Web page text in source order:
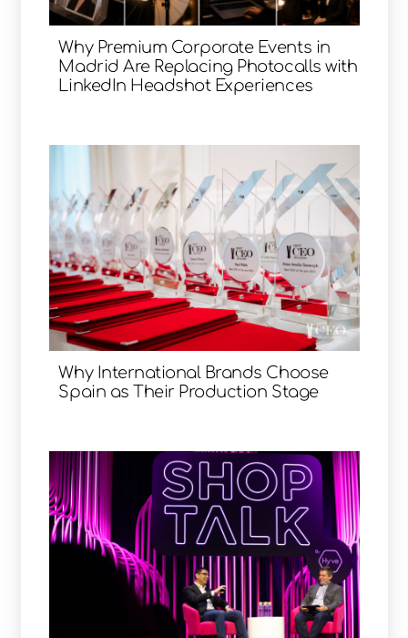
Why Premium Corporate Events in
Madrid Are Replacing Photocalls with
LinkedIn Headshot Experiences
Why International Brands Choose
Spain as Their Production Stage